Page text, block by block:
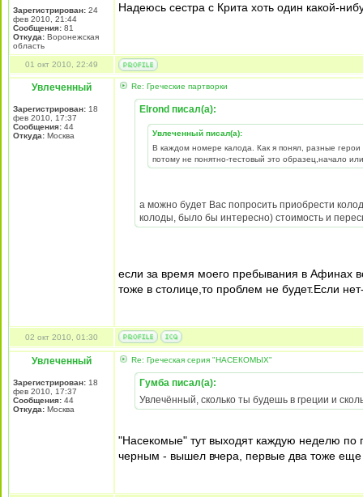
Зарегистрирован: 24
фев 2010, 21:44
Сообщения: 81
Откуда: Воронежская
область
Надеюсь сестра с Крита хоть один какой-
01 окт 2010, 22:49
Увлеченный
Зарегистрирован: 18
фев 2010, 17:37
Сообщения: 44
Откуда: Москва
Re: Греческие партворки
Elrond писал(а):
Увлеченный писал(а):
В каждом номере калода. Как я понял, разные
потому не понятно-тестовый это образец,начало
а можно будет Вас попросить приобрести
колоды, было бы интересно) стоимость и
если за время моего пребывания в Афинах
тоже в столице,то проблем не будет.Если
02 окт 2010, 01:30
Увлеченный
Зарегистрирован: 18
фев 2010, 17:37
Сообщения: 44
Откуда: Москва
Re: Греческая серия "НАСЕКОМЫХ"
Гумба писал(а):
Увлечённый, сколько ты будешь в греции и
"Насекомые" тут выходят каждую неделю по
черным - вышел вчера, первые два тоже еще